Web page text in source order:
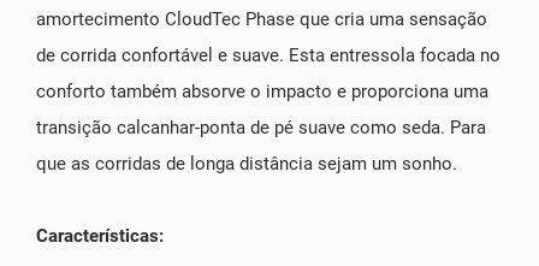
amortecimento CloudTec Phase que cria uma sensação
de corrida confortável e suave. Esta entressola focada no
conforto também absorve o impacto e proporciona uma
transição calcanhar-ponta de pé suave como seda. Para
que as corridas de longa distância sejam um sonho.
Características: